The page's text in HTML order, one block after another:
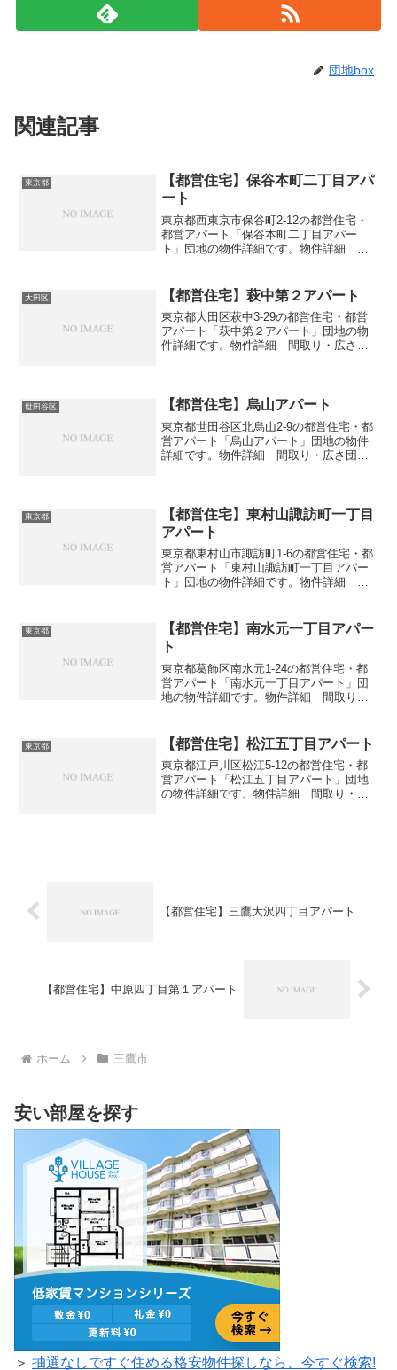
団地box
関連記事
東京都
【都営住宅】保谷本町二丁目アパ
ート
東京都西東京市保谷町2-12の都営住宅・
都営アパート「保谷本町二丁目アパー
ト」団地の物件詳細です。物件詳細 間
12間取り3DK広さ・面積55-61㎡建設年度
築年数19...
大田区 【都営住宅】萩中第２アパート
東京都大田区萩中3-29の都営住宅・都営
アパート「萩中第２アパート」団地の物
件詳細です。物件詳細 間取り・広さ団
ス主...
世田谷区 【都営住宅】烏山アパート
東京都世田谷区北烏山2-9の都営住宅・都
営アパート「烏山アパート」団地の物件
詳細です。物件詳細 間取り・広さ団地
東京都
【都営住宅】東村山諏訪町一丁目
アパート
東京都東村山市諏訪町1-6の都営住宅・都
営アパート「東村山諏訪町一丁目アパー
ト」団地の物件詳細です。物件詳細 間
町1-6間取り2DK-4DK広さ・面積49-76㎡
建設年...
東京都
【都営住宅】南水元一丁目アパー
ト
東京都葛飾区南水元1-24の都営住宅・都
営アパート「南水元一丁目アパート」団
地の物件詳細です。物件詳細 間取り・
3DK広さ・面積51-61㎡建設年度築年数
1980-1...
東京都 【都営住宅】松江五丁目アパート
東京都江戸川区松江5-12の都営住宅・都
営アパート「松江五丁目アパート」団地
の物件詳細です。物件詳細 間取り・広
【都営住宅】三鷹大沢四丁目アパート
【都営住宅】中原四丁目第１アパート
ホーム 三鷹市
安い部屋を探す
＞ 抽選なしですぐ住める格安物件探しなら、今すぐ検索!